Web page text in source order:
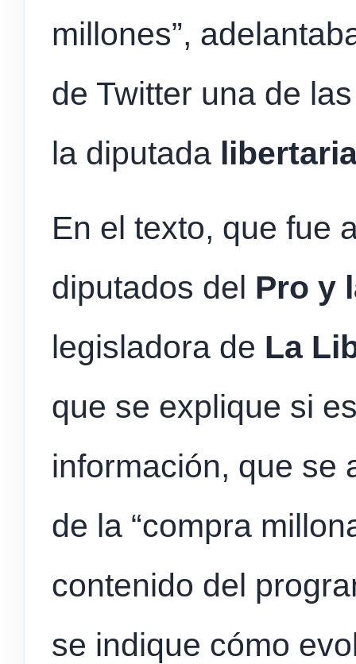
millones”,
de Twitter una de
la diputada
En el texto, que fue
diputados del Pro y
legisladora de La
que se explique si
información, que se
de la “compra
contenido del
se indique cómo